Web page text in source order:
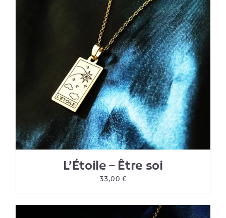
L’Étoile – Être soi
33,00€